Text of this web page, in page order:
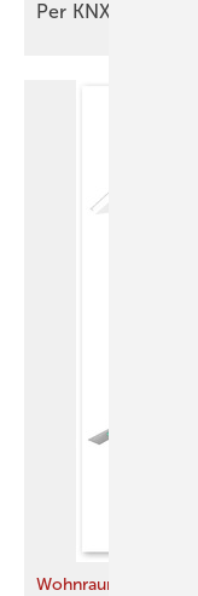
Per KNX
Wohnraumlüftung